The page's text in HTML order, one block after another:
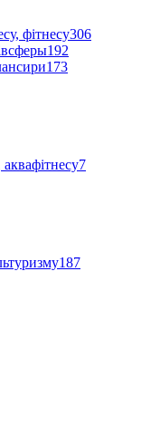
фітнесу306
192
173
аквафітнесу7
187